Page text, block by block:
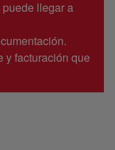
llegar a
y facturación que